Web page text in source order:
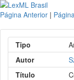
Página Anterior |
Tipo
Autor
Título